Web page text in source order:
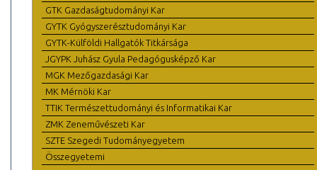
GTK Gazdaságtudományi Kar
GYTK Gyógyszerésztudományi Kar
GYTK-Külföldi Hallgatók Titkársága
JGYPK Juhász Gyula Pedagógusképző Kar
MGK Mezőgazdasági Kar
MK Mérnöki Kar
TTIK Természettudományi és Informatikai Kar
ZMK Zeneművészeti Kar
SZTE Szegedi Tudományegyetem
Összegyetemi